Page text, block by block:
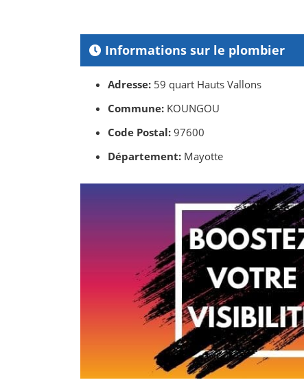
Informations sur le plombier
Adresse: 59 quart Hauts Vallons
Commune: KOUNGOU
Code Postal: 97600
Département: Mayotte